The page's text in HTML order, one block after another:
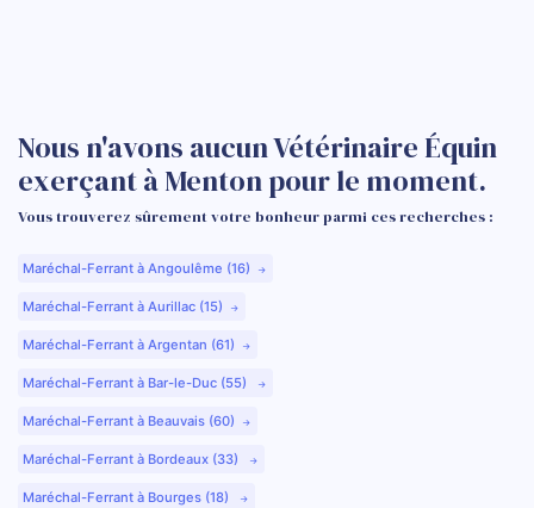
Nous n'avons aucun Vétérinaire Équin
exerçant à Menton pour le moment.
Vous trouverez sûrement votre bonheur parmi ces recherches :
Maréchal-Ferrant à Angoulême (16)
Maréchal-Ferrant à Aurillac (15)
Maréchal-Ferrant à Argentan (61)
Maréchal-Ferrant à Bar-le-Duc (55)
Maréchal-Ferrant à Beauvais (60)
Maréchal-Ferrant à Bordeaux (33)
Maréchal-Ferrant à Bourges (18)